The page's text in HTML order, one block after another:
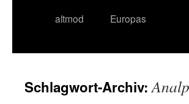
altmod
Europas
Schlagwort-Archiv: